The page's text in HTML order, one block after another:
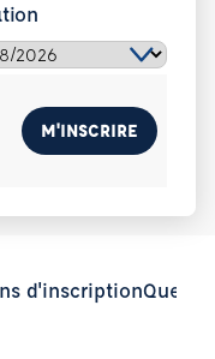
M'INSCRIRE
d'inscription